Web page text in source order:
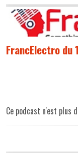
FrancElectro du
Ce podcast n'est plus